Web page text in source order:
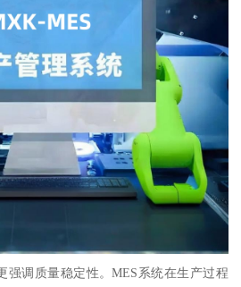
强调质量稳定性。MES系统在生产过程